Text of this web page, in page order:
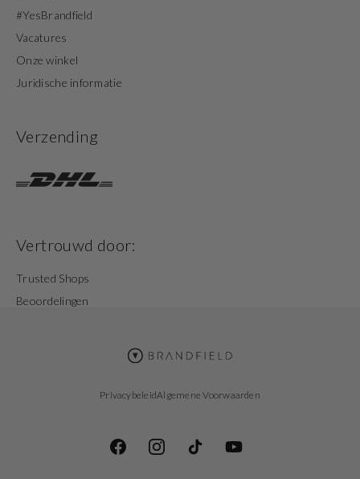
#YesBrandfield
Vacatures
Onze winkel
Juridische informatie
Verzending
Vertrouwd door:
Trusted Shops
Beoordelingen
PrivacybeleidAlgemene Voorwaarden
FacebookInstagramTikTok YouTube